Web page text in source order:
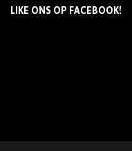
LIKE ONS OP FACEBOOK!